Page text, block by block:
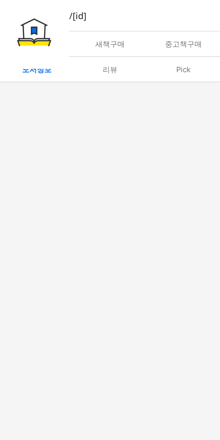
book/rent/[id]
대여 새책구매 중고책구매
도서정보 리뷰 Pick